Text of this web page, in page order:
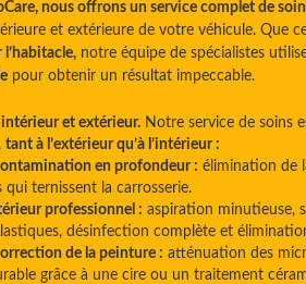
nous offrons un service complet de
et extérieure de votre véhicule. Que
notre équipe de spécialistes
pour obtenir un résultat impeccable.
et extérieur. Notre service de soins
tant à l’extérieur qu’à l’intérieur :
en profondeur : élimination de
ternissent la carrosserie.
professionnel : aspiration minutieuse,
désinfection complète et
de la peinture : atténuation des
grâce à une cire ou un traitement